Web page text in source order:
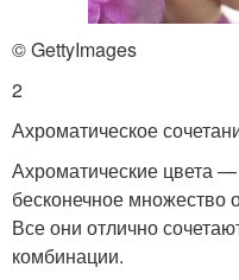
© GettyImages
2
Ахроматическое
Ахроматические цвета
бесконечное множество
Все они отлично
комбинации.